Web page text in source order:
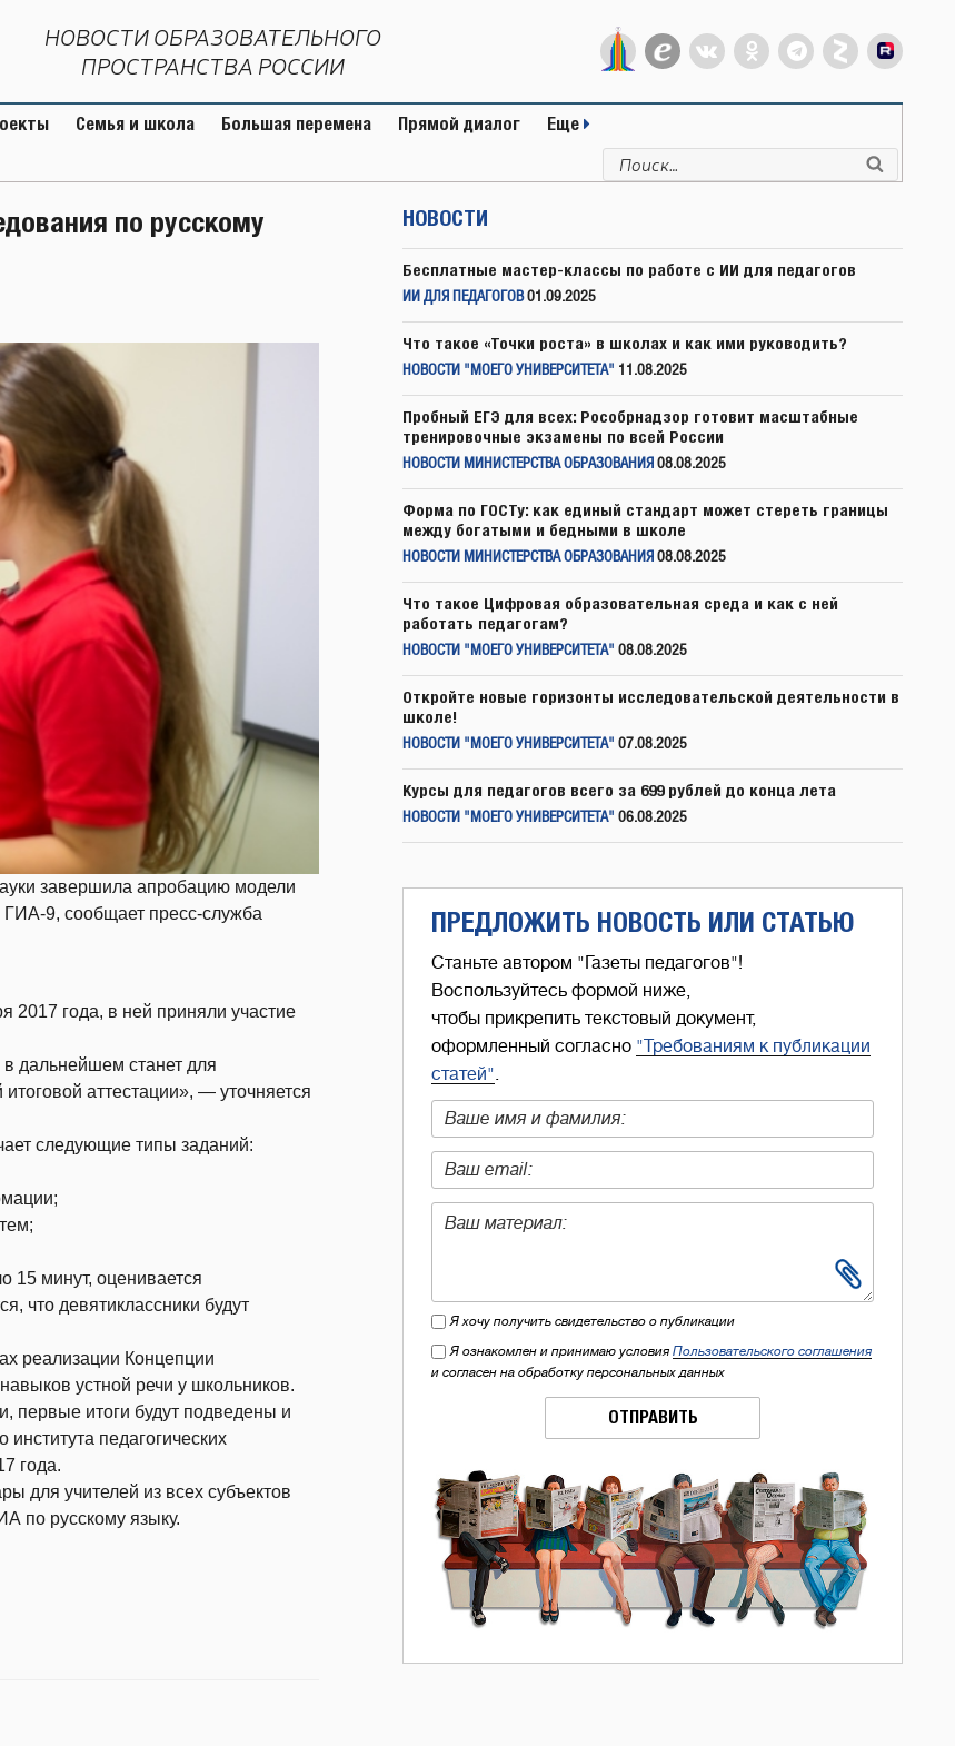
НОВОСТИ ОБРАЗОВАТЕЛЬНОГО
ПРОСТРАНСТВА РОССИИ
Семья и школа Большая перемена Прямой диалог Еще
Искать:
по русскому
завершила апробацию модели
ГИА-9, сообщает пресс-служба
2017 года, в ней приняли участие
дальнейшем станет для
аттестации», — уточняется
следующие типы заданий:
15 минут, оценивается
что девятиклассники будут
реализации Концепции
устной речи у школьников.
первые итоги будут подведены и
педагогических
года.
для учителей из всех субъектов
по русскому языку.
НОВОСТИ
Бесплатные мастер-классы по работе с ИИ для педагогов
ИИ ДЛЯ ПЕДАГОГОВ 01.09.2025
Что такое «Точки роста» в школах и как ими руководить?
НОВОСТИ "МОЕГО УНИВЕРСИТЕТА" 11.08.2025
Пробный ЕГЭ для всех: Рособрнадзор готовит масштабные
тренировочные экзамены по всей России
НОВОСТИ МИНИСТЕРСТВА ОБРАЗОВАНИЯ 08.08.2025
Форма по ГОСТу: как единый стандарт может стереть границы
между богатыми и бедными в школе
НОВОСТИ МИНИСТЕРСТВА ОБРАЗОВАНИЯ 08.08.2025
Что такое Цифровая образовательная среда и как с ней
работать педагогам?
НОВОСТИ "МОЕГО УНИВЕРСИТЕТА" 08.08.2025
Откройте новые горизонты исследовательской деятельности в
школе!
НОВОСТИ "МОЕГО УНИВЕРСИТЕТА" 07.08.2025
Курсы для педагогов всего за 699 рублей до конца лета
НОВОСТИ "МОЕГО УНИВЕРСИТЕТА" 06.08.2025
ПРЕДЛОЖИТЬ НОВОСТЬ ИЛИ СТАТЬЮ
Станьте автором "Газеты педагогов"!
Воспользуйтесь формой ниже,
чтобы прикрепить текстовый документ,
оформленный согласно "Требованиям к публикации
статей".
Я хочу получить свидетельство о публикации
Я ознакомлен и принимаю условия Пользовательского соглашения
и согласен на обработку персональных данных
ОТПРАВИТЬ